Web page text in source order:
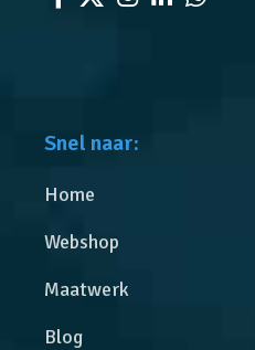
Snel naar:
Home
Webshop
Maatwerk
Blog